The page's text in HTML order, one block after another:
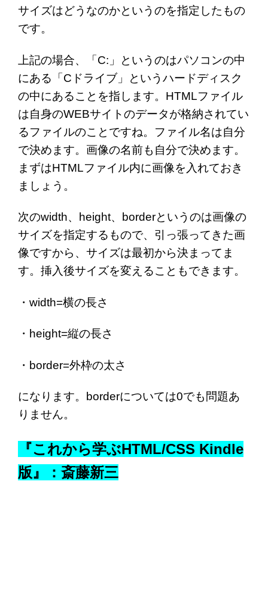
サイズはどうなのかというのを指定したもの
です。
上記の場合、「C:」というのはパソコンの中
にある「Cドライブ」というハードディスク
の中にあることを指します。HTMLファイル
は自身のWEBサイトのデータが格納されてい
るファイルのことですね。ファイル名は自分
で決めます。画像の名前も自分で決めます。
まずはHTMLファイル内に画像を入れておき
ましょう。
次のwidth、height、borderというのは画像の
サイズを指定するもので、引っ張ってきた画
像ですから、サイズは最初から決まってま
す。挿入後サイズを変えることもできます。
・width=横の長さ
・height=縦の長さ
・border=外枠の太さ
になります。borderについては0でも問題あ
りません。
『これから学ぶHTML/CSS Kindle
版』：斎藤新三